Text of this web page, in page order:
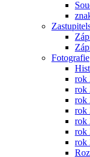
Fotografie
rok
rok
rok
rok
rok
rok
rok